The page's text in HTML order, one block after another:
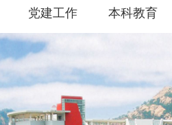
党建工作 本科教育